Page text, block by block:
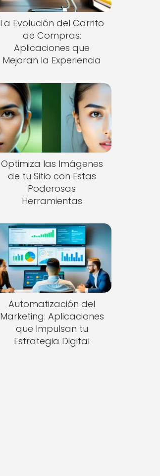
La Evolución del Carrito
de Compras:
Aplicaciones que
Mejoran la Experiencia
Optimiza las Imágenes
de tu Sitio con Estas
Poderosas
Herramientas
Automatización del
Marketing: Aplicaciones
que Impulsan tu
Estrategia Digital